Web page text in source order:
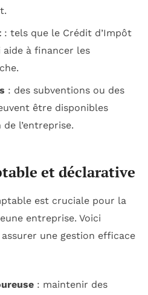
: tels que le Crédit d’Impôt
aide à financer les
: des subventions ou des
être disponibles
l’entreprise.
et déclarative
est cruciale pour la
entreprise. Voici
une gestion efficace
: maintenir des